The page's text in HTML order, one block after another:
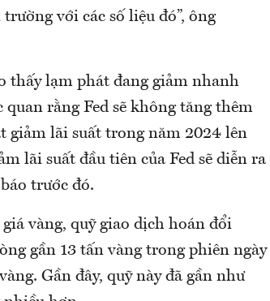
với các số liệu đó”, ông
thấy lạm phát đang giảm nhanh
rằng Fed sẽ không tăng thêm
giảm lãi suất trong năm 2024 lên
lãi suất đầu tiên của Fed sẽ diễn ra
trước đó.
vàng, quỹ giao dịch hoán đổi
gần 13 tấn vàng trong phiên ngày
Gần đây, quỹ này đã gần như